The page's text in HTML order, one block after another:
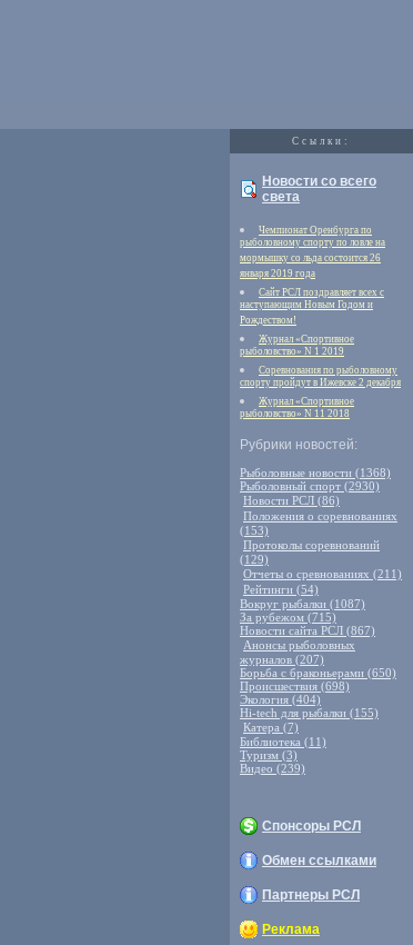
Cсылки:
Новости со всего
света
Чемпионат Оренбурга по
рыболовному спорту по ловле на
мормышку со льда состоится 26
января 2019 года
Сайт РСЛ поздравляет всех с
наступающим Новым Годом и
Рождеством!
Журнал «Спортивное
рыболовство» N 1 2019
Соревнования по рыболовному
спорту пройдут в Ижевске 2 декабря
Журнал «Спортивное
рыболовство» N 11 2018
Рубрики новостей:
Рыболовные новости (1368)
Рыболовный спорт (2930)
Новости РСЛ (86)
Положения о соревнованиях
(153)
Протоколы соревнований
(129)
Отчеты о сревнованиях (211)
Рейтинги (54)
Вокруг рыбалки (1087)
За рубежом (715)
Новости сайта РСЛ (867)
Анонсы рыболовных
журналов (207)
Борьба с браконьерами (650)
Происшествия (698)
Экология (404)
Hi-tech для рыбалки (155)
Катера (7)
Библиотека (11)
Туризм (3)
Видео (239)
Спонсоры РСЛ
Обмен ссылками
Партнеры РСЛ
Реклама